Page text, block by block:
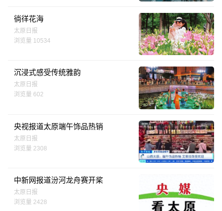
徜徉花海
太原日报
浏览量 10534
沉浸式感受传统雅韵
太原日报
浏览量 602
央视报道太原端午饰品热销
太原日报
浏览量 2308
中新网报道汾河龙舟赛开桨
太原日报
浏览量 2428